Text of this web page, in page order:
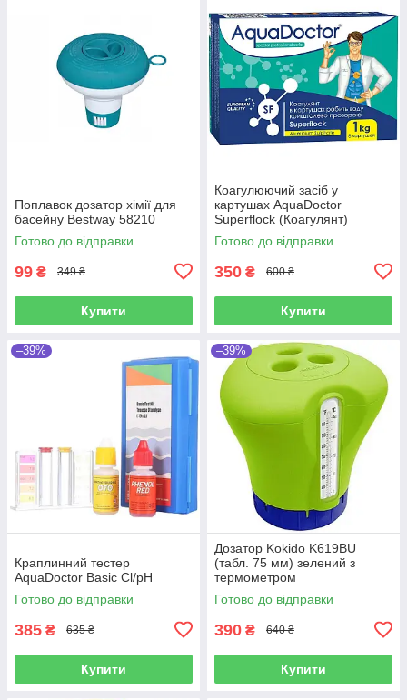
Поплавок дозатор хімії для
басейну Bestway 58210
Готово до відправки
99 ₴ 349 ₴
Купити
Коагулюючий засіб у
картушах AquaDoctor
Superflock (Коагулянт)
Готово до відправки
350 ₴ 600 ₴
Купити
–39%
Краплинний тестер
AquaDoctor Basic Cl/pH
Готово до відправки
385 ₴ 635 ₴
Купити
–39%
Дозатор Kokido K619BU
(табл. 75 мм) зелений з
термометром
Готово до відправки
390 ₴ 640 ₴
Купити